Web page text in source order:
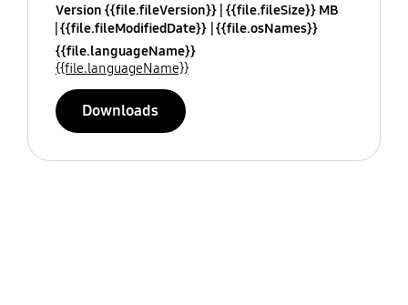
Version {{file.fileVersion}} {{file.fileSize}} MB
{{file.fileModifiedDate}} {{file.osNames}}
{{file.languageName}}
{{file.languageName}}
Downloads